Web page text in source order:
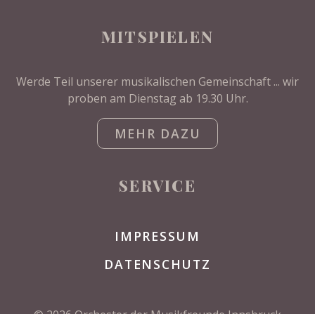
MITSPIELEN
Werde Teil unserer musikalischen Gemeinschaft ... wir
proben am Dienstag ab 19.30 Uhr.
MEHR DAZU
SERVICE
IMPRESSUM
DATENSCHUTZ